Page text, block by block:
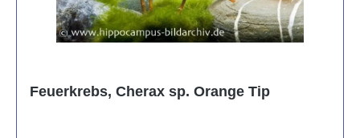
Feuerkrebs, Cherax sp. Orange Tip